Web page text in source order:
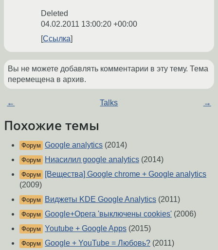
Deleted
04.02.2011 13:00:20 +00:00
Ссылка
Вы не можете добавлять комментарии в эту тему. Тема
перемещена в архив.
← Talks →
Похожие темы
Форум Google analytics (2014)
Форум Ниасилил google analytics (2014)
Форум
[Вещества] Google chrome + Google analytics
(2009)
Форум Виджеты KDE Google Analytics (2011)
Форум Google+Opera 'выключены cookies' (2006)
Форум Youtube + Google Apps (2015)
Форум Google + YouTube = Любовь? (2011)